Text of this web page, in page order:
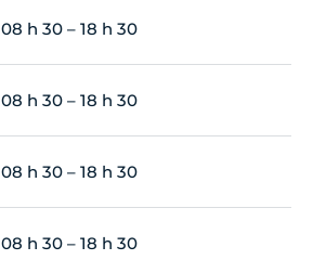
08 h 30 – 18 h 30
08 h 30 – 18 h 30
08 h 30 – 18 h 30
08 h 30 – 18 h 30